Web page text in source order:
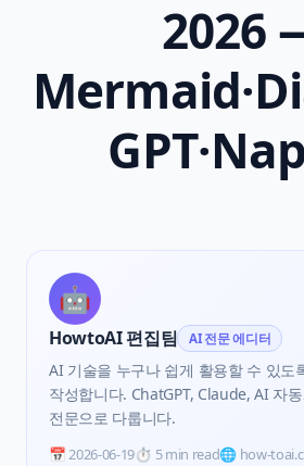
2026
🤖
HowtoAI 편집팀 AI 전문 에디터
AI 기술을 누구나 쉽게 활용할 수 있도
작성합니다. ChatGPT, Claude, AI 자
전문으로 다룹니다.
📅2026-06-19⏱️ 5 min read🌐 how-